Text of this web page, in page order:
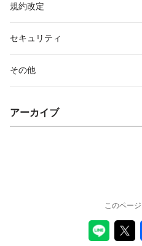
規約改定
セキュリティ
その他
アーカイブ
このペー